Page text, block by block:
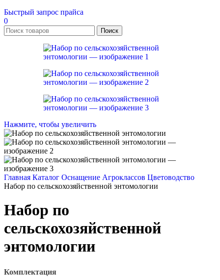
Быстрый запрос прайса
0
Поиск
Нажмите, чтобы увеличить
Главная Каталог Оснащение Агроклассов Цветоводство
Набор по сельскохозяйственной энтомологии
Набор по
сельскохозяйственной
энтомологии
Комплектация